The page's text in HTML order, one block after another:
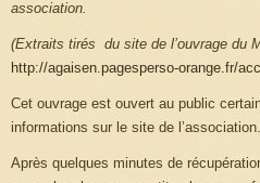
association.
(Extraits tirés du site de l’ouvrage du
http://agaisen.pagesperso-orange.fr/
Cet ouvrage est ouvert au public
informations sur le site de l’association.
Après quelques minutes de